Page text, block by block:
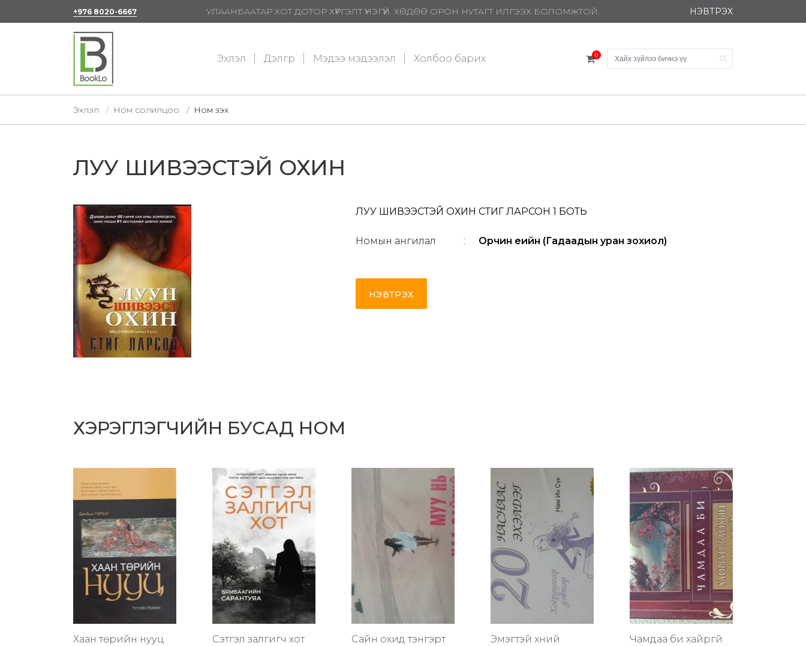
+976 8020-6667 УЛААНБААТАР ХОТ ДОТОР ХҮРГЭЛТ ҮНЭГҮЙ. ХӨДӨӨ ОРОН НУТАГТ ИЛГЭЭХ БОЛОМЖТОЙ. НЭВТРЭХ
Эхлэл Дэлгүүр Мэдээ мэдээлэл Холбоо барих 0
Эхлэл Ном солилцоо Ном үзэх
ЛУУ ШИВЭЭСТЭЙ ОХИН
ЛУУ ШИВЭЭСТЭЙ ОХИН СТИГ ЛАРСОН 1 БОТЬ
Номын ангилал : Орчин үеийн (Гадаадын уран зохиол)
НЭВТРЭХ
ХЭРЭГЛЭГЧИЙН БУСАД НОМ
Хаан төрийн нууц Сэтгэл залгигч хот
Сайн охид тэнгэрт
Эмэгтэй хүний
Чамдаа би хайргүй